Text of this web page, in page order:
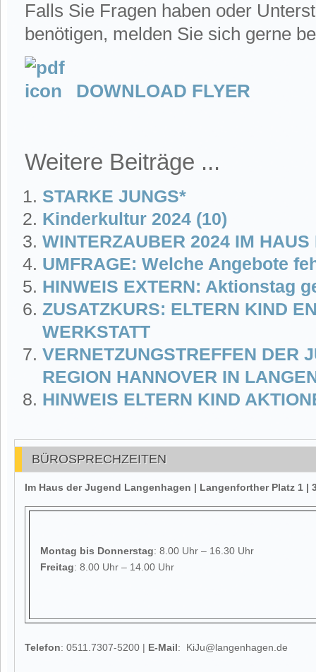
Falls Sie Fragen haben oder
benötigen, melden Sie sich gerne
DOWNLOAD FLYER
Weitere Beiträge ...
STARKE JUNGS*
Kinderkultur 2024 (10)
WINTERZAUBER 2024 IM HAUS
UMFRAGE: Welche Angebote
HINWEIS EXTERN: Aktionstag
ZUSATZKURS: ELTERN KIND
WERKSTATT
VERNETZUNGSTREFFEN DER
REGION HANNOVER IN
HINWEIS ELTERN KIND
BÜROSPRECHZEITEN
Im Haus der Jugend Langenhagen | Langenforther Platz 1 |
Montag bis Donnerstag: 8.00 Uhr – 16.30 Uhr
Freitag: 8.00 Uhr – 14.00 Uhr
Telefon: 0511.7307-5200 | E-Mail: KiJu@langenhagen.de